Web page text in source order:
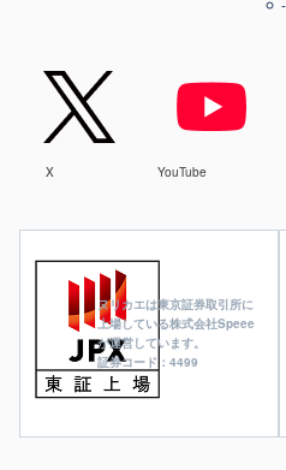
ヌリカエは東京証券取引所に
上場している株式会社Speee
が運営しています。
証券コード：4499
X YouTube